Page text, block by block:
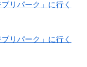
リパーク」に行く
リパーク」に行く